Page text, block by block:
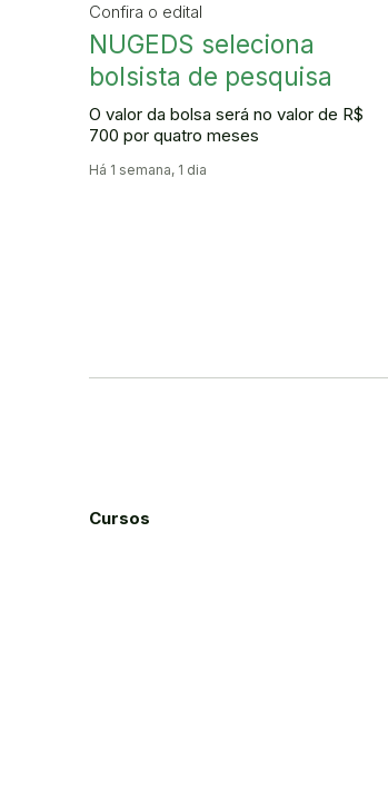
Confira o edital
NUGEDS seleciona
bolsista de pesquisa
O valor da bolsa será no valor de R$
700 por quatro meses
Há 1 semana, 1 dia
Cursos